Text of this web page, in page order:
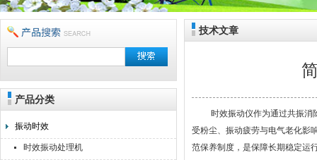
无锡利美机电科技有限公司
产品分类
振动时效
时效振动处理机
技术文章
时效振动仪作为通过共振消除
受粉尘、振动疲劳与电气老化影
范保养制度，是保障长期稳定运